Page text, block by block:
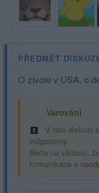
PŘEDMĚT
O zivote v USA, o
Varování
V této diskuzi
vulgarismy.
Berte na vědomí,
komunikace a